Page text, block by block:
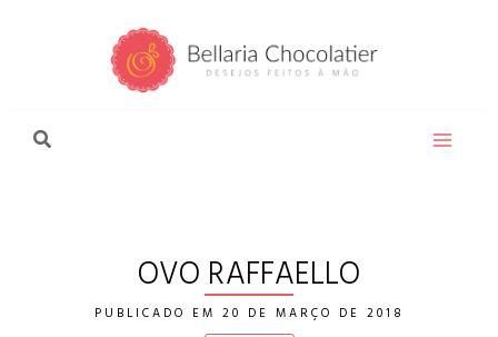
OVO RAFFAELLO
20 DE MARÇO DE 2018